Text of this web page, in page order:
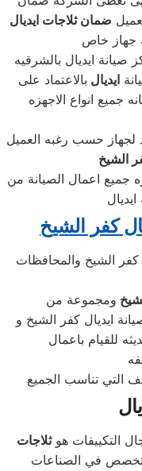
ضمان ثلاجات ايديال
جهاز خاص
صيانة ايديال بالشرقيه
ايديال بالاعتماد على
انواع الاجهزه
لجهاز حسب رغبه العميل
الشيخ
جميع اعمال الصيانة من
كفر الشيخ
كفر الشيخ والمحافظات
ومجموعة من
ايديال كفر الشيخ و
للقيام باعمال
التي تناسب الجميع
التكييفات هوثلاجات
في الصناعات